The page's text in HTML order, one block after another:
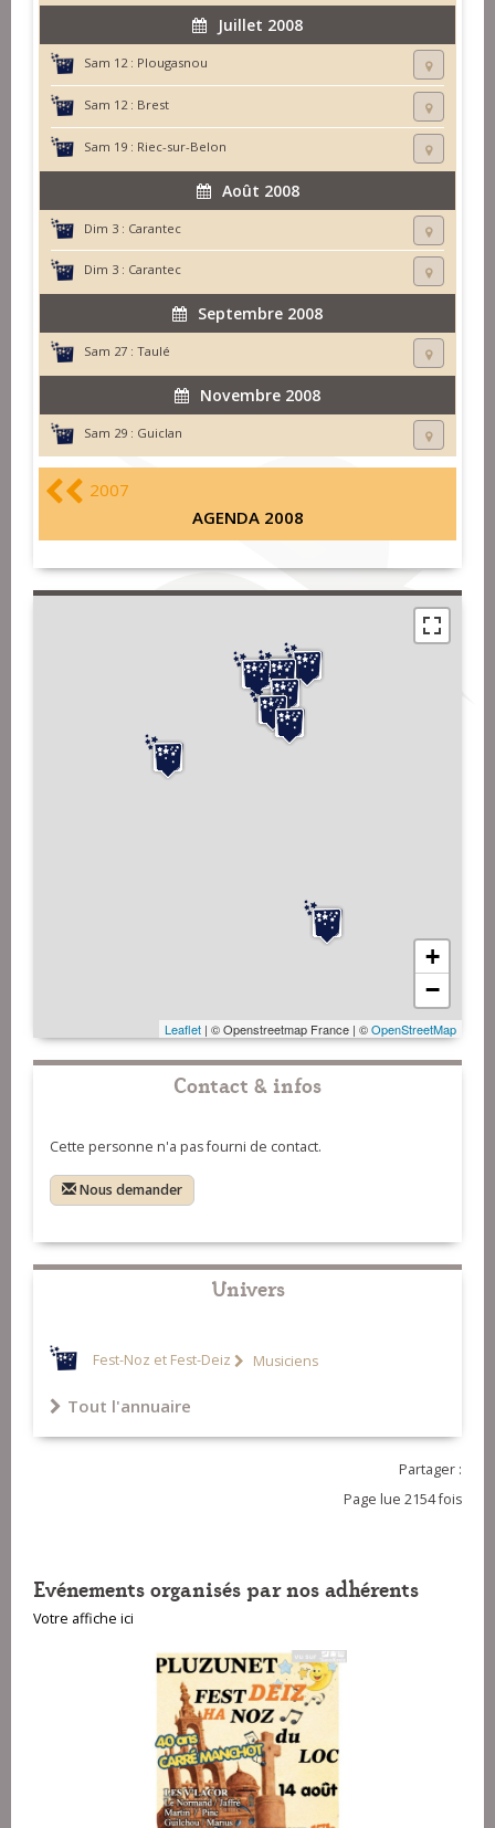
Juillet 2008
Sam 12 : Plougasnou
Sam 12 : Brest
Sam 19 : Riec-sur-Belon
Août 2008
Dim 3 : Carantec
Dim 3 : Carantec
Septembre 2008
Sam 27 : Taulé
Novembre 2008
Sam 29 : Guiclan
2007
AGENDA 2008
+
−
Leaflet | © Openstreetmap France | ©OpenStreetMap
Contact & infos
Cette personne n'a pas fourni de contact.
Nous demander
Univers
Fest-Noz et Fest-Deiz Musiciens
Tout l'annuaire
Partager :
Page lue 2154 fois
Evénements organisés par nos adhérents
Votre affiche ici